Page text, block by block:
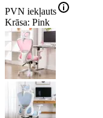
PVN iekļauts
Krāsa: Pink